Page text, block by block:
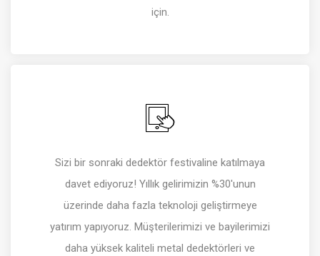
için.
Sizi bir sonraki dedektör festivaline katılmaya
davet ediyoruz! Yıllık gelirimizin %30'unun
üzerinde daha fazla teknoloji geliştirmeye
yatırım yapıyoruz. Müşterilerimizi ve bayilerimizi
daha yüksek kaliteli metal dedektörleri ve